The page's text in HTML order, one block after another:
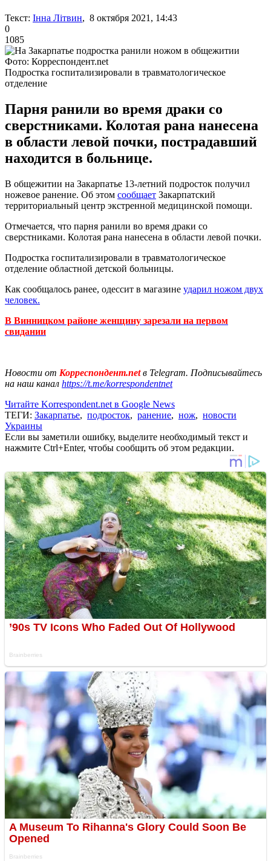
Текст: Інна Літвин, 8 октября 2021, 14:43
0
1085
Фото: Корреспондент.net
Подростка госпитализировали в травматологическое
отделение
Парня ранили во время драки со
сверстниками. Колотая рана нанесена
в области левой почки, пострадавший
находится в больнице.
В общежитии на Закарпатье 13-летний подросток получил
ножевое ранение. Об этом сообщает Закарпатский
территориальный центр экстренной медицинской помощи.
Отмечается, что парня ранили во время драки со
сверстниками. Колотая рана нанесена в области левой почки.
Подростка госпитализировали в травматологическое
отделение областной детской больницы.
Как сообщалось ранее, одессит в магазине ударил ножом двух
человек.
В Винницком районе женщину зарезали на первом
свидании
Новости от Корреспондент.netв Telegram. Подписывайтесь
на наш канал https://t.me/korrespondentnet
Читайте Korrespondent.net в Google News
ТЕГИ: Закарпатье, подросток, ранение, нож, новости
Украины
Если вы заметили ошибку, выделите необходимый текст и
нажмите Ctrl+Enter, чтобы сообщить об этом редакции.